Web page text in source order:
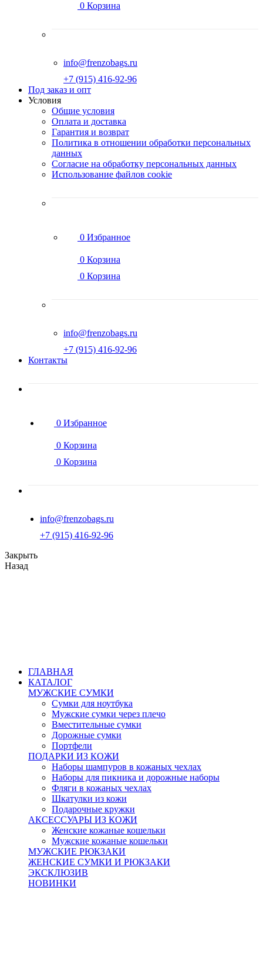
0 Корзина
info@frenzobags.ru
‭+7 (915) 416-92-96
Под заказ и опт
Условия
Общие условия
Оплата и доставка
Гарантия и возврат
Политика в отношении обработки персональных
данных
Согласие на обработку персональных данных
Использование файлов cookie
0 Избранное
0 Корзина
0 Корзина
info@frenzobags.ru
‭+7 (915) 416-92-96
Контакты
0 Избранное
0 Корзина
0 Корзина
info@frenzobags.ru
‭+7 (915) 416-92-96
Закрыть
Назад
ГЛАВНАЯ
КАТАЛОГ
МУЖСКИЕ СУМКИ
Сумки для ноутбука
Мужские сумки через плечо
Вместительные сумки
Дорожные сумки
Портфели
ПОДАРКИ ИЗ КОЖИ
Наборы шампуров в кожаных чехлах
Наборы для пикника и дорожные наборы
Фляги в кожаных чехлах
Шкатулки из кожи
Подарочные кружки
АКСЕССУАРЫ ИЗ КОЖИ
Женские кожаные кошельки
Мужские кожаные кошельки
МУЖСКИЕ РЮКЗАКИ
ЖЕНСКИЕ СУМКИ И РЮКЗАКИ
ЭКСКЛЮЗИВ
НОВИНКИ